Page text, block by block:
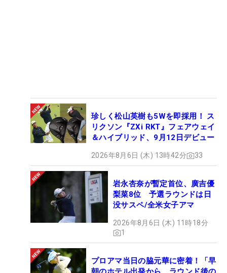
珍しく松山英樹も5Wを即採用！ ス
リクソン『ZXi RKT』フェアウェイ
＆ハイブリッド、9月12日デビュー
2026年8月6日 (木) 13時42分 33
岩永杏奈が暫定首位、廣吉優
梨菜8位 予選ラウンドは日
没サスペ/全米女子アマ
2026年8月6日 (木) 11時18分
1
プロアマ当日の脇元華に密着！「早